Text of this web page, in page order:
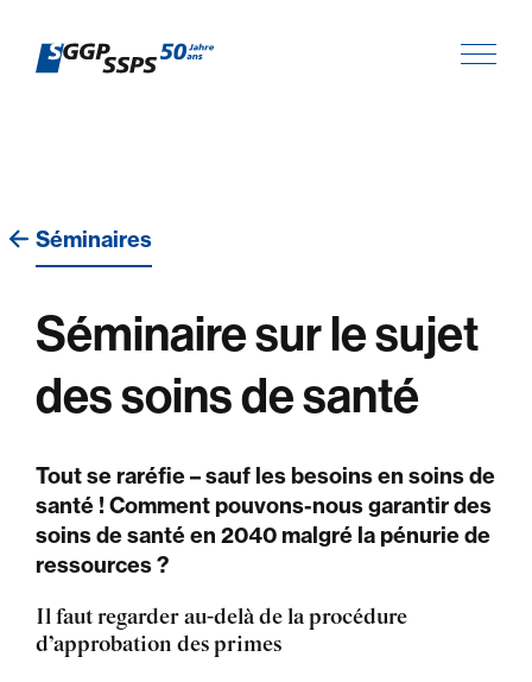
Séminaires
Séminaire sur le sujet
des soins de santé
Tout se raréfie – sauf les besoins en soins de
santé ! Comment pouvons-nous garantir des
soins de santé en 2040 malgré la pénurie de
ressources ?
Il faut regarder au-delà de la procédure
d’approbation des primes